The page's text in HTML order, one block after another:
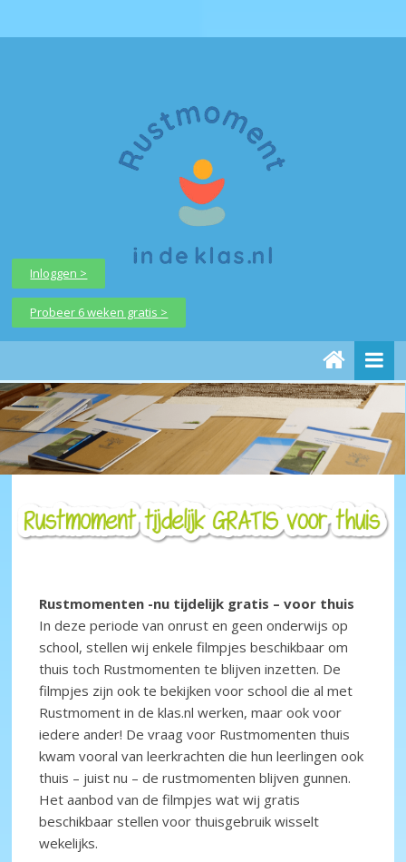
Inloggen >
Probeer 6 weken gratis >
Rustmomenten -nu tijdelijk gratis – voor thuis
In deze periode van onrust en geen onderwijs op
school, stellen wij enkele filmpjes beschikbaar om
thuis toch Rustmomenten te blijven inzetten. De
filmpjes zijn ook te bekijken voor school die al met
Rustmoment in de klas.nl werken, maar ook voor
iedere ander! De vraag voor Rustmomenten thuis
kwam vooral van leerkrachten die hun leerlingen ook
thuis – juist nu – de rustmomenten blijven gunnen.
Het aanbod van de filmpjes wat wij gratis
beschikbaar stellen voor thuisgebruik wisselt
wekelijks.